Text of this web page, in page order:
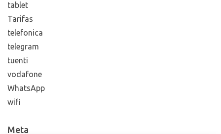
tablet
Tarifas
telefonica
telegram
tuenti
vodafone
WhatsApp
wifi
Meta